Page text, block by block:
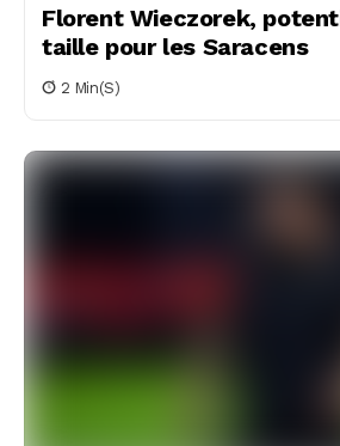
Florent Wieczorek,
taille pour les Saracens
2 Min(s)